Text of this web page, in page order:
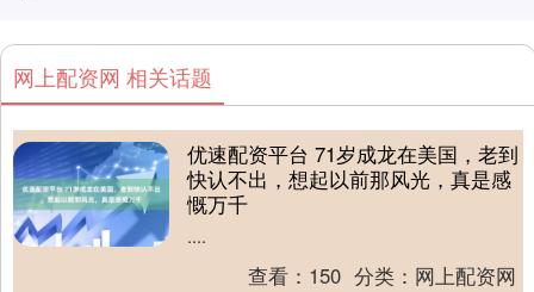
网上配资网 相关话题
优速配资平台 71岁成龙在美国，老到
快认不出，想起以前那风光，真是感
慨万千
....
查看： 150 分类： 网上配资网